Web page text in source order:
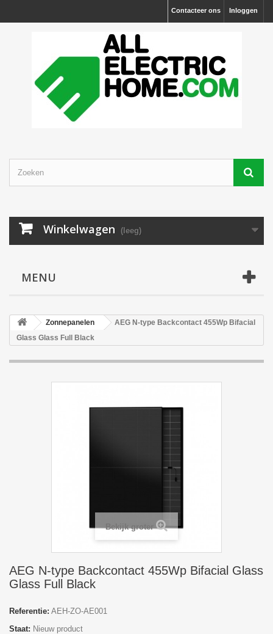
Inloggen
Contacteer ons
Winkelwagen (leeg)
MENU
Zonnepanelen
AEG N-type Backcontact 455Wp Bifacial
Glass Glass Full Black
Bekijk groter
AEG N-type Backcontact 455Wp Bifacial Glass
Glass Full Black
Referentie: AEH-ZO-AE001
Staat: Nieuw product